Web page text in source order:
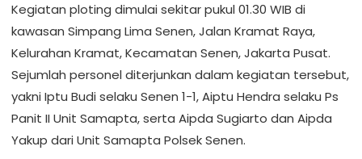
Kegiatan ploting dimulai sekitar pukul 01.30 WIB di
kawasan Simpang Lima Senen, Jalan Kramat Raya,
Kelurahan Kramat, Kecamatan Senen, Jakarta Pusat.
Sejumlah personel diterjunkan dalam kegiatan tersebut,
yakni Iptu Budi selaku Senen 1-1, Aiptu Hendra selaku Ps
Panit II Unit Samapta, serta Aipda Sugiarto dan Aipda
Yakup dari Unit Samapta Polsek Senen.